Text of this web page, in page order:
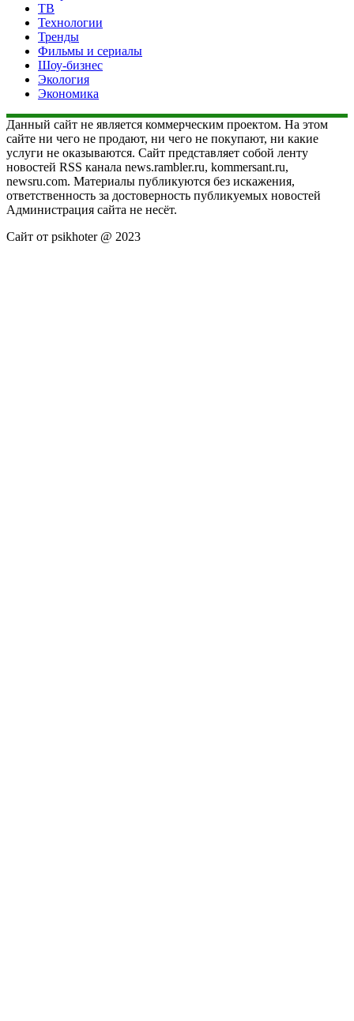
ТВ
Технологии
Тренды
Фильмы и сериалы
Шоу-бизнес
Экология
Экономика
Данный сайт не является коммерческим проектом. На этом
сайте ни чего не продают, ни чего не покупают, ни какие
услуги не оказываются. Сайт представляет собой ленту
новостей RSS канала news.rambler.ru, kommersant.ru,
newsru.com. Материалы публикуются без искажения,
ответственность за достоверность публикуемых новостей
Администрация сайта не несёт.
Сайт от psikhoter @ 2023